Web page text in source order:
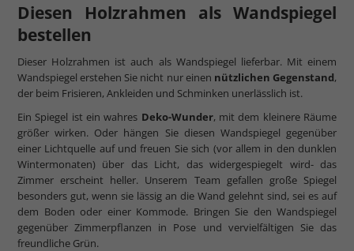
Diesen Holzrahmen als Wandspiegel
bestellen
Dieser Holzrahmen ist auch als Wandspiegel lieferbar. Mit einem
Wandspiegel erstehen Sie nicht nur einen nützlichen Gegenstand,
der beim Frisieren, Ankleiden und Schminken unerlässlich ist.
Ein Spiegel ist ein wahres Deko-Wunder, mit dem kleinere Räume
größer wirken. Oder hängen Sie diesen Wandspiegel gegenüber
einer Lichtquelle auf und freuen Sie sich (vor allem in den dunklen
Wintermonaten) über das Licht, das widergespiegelt wird- das
Zimmer erscheint heller. Unserem Team gefallen große Spiegel
besonders gut, wenn sie lässig an die Wand gelehnt sind, sei es auf
dem Boden oder einer Kommode. Bringen Sie den Wandspiegel
gegenüber Zimmerpflanzen in Pose und vervielfältigen Sie das
freundliche Grün.